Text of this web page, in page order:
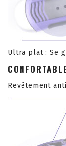
Ultra plat : Se
CONFORTABLE
Revêtement